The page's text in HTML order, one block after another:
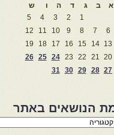
א
ב ג ד ה ו
ש
1
2
3
4
5
6
7
8
9
10
11
12
13
14
15
16
17
18
19
20
21
22
23
24
25
26
27
28
29
30
31
הנושאים באתר